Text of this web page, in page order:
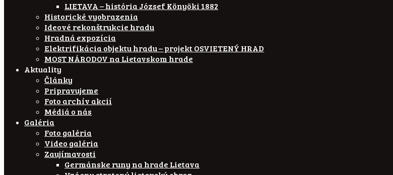
LIETAVA – história József Könyöki 1882
Historické vyobrazenia
Ideové rekonštrukcie hradu
Hradná expozícia
Elektrifikácia objektu hradu – projekt OSVIETENÝ HRAD
MOST NÁRODOV na Lietavskom hrade
Aktuality
Články
Pripravujeme
Foto archív akcií
Médiá o nás
Galéria
Foto galéria
Video galéria
Zaujímavosti
Germánske runy na hrade Lietava